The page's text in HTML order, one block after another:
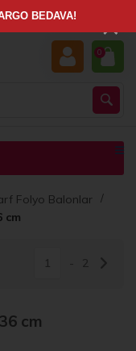
0
Folyo Balonlar
cm
1 2
cm
×